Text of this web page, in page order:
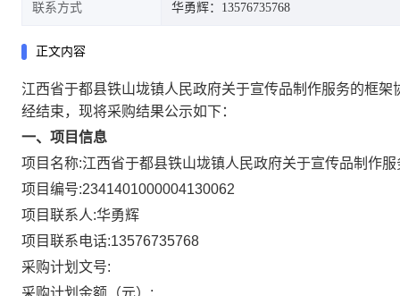
联系方式 华勇辉：13576735768
正文内容
江西省于都县铁山垅镇人民政府关于宣传品制作服务的框架
经结束，现将采购结果公示如下：
一、项目信息
项目名称:江西省于都县铁山垅镇人民政府关于宣传品制作
项目编号:2341401000004130062
项目联系人:华勇辉
项目联系电话:13576735768
采购计划文号:
采购计划金额（元）: